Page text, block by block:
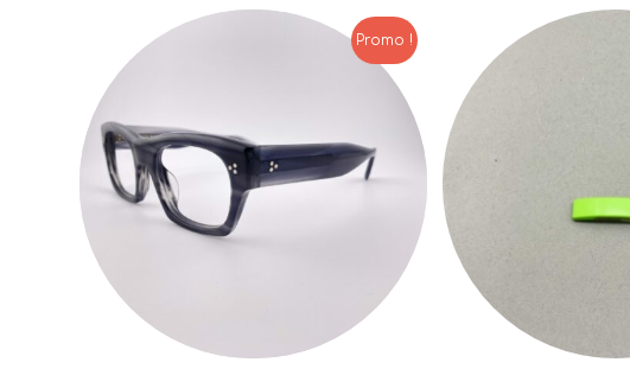
Promo !